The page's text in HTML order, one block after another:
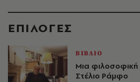
EΠΙΛΟΓΈΣ
ΒΙΒΛΙΟ
Μια
Στέλιο Ράμφο